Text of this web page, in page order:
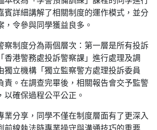
賓詳細講解了相關制度的運作模式，並分
令參與同學獲益良多。
察制度分為兩個層次：第一層是所有投訴
香港警務處投訴警察課」進行處理及調
獨立機構「獨立監察警方處理投訴委員
責。在調查完畢後，相關報告會交予監警
確保過程公平公正。
業分享，同學不僅在制度層面有了更深入
前線執法時專業操守與溝通技巧的重要